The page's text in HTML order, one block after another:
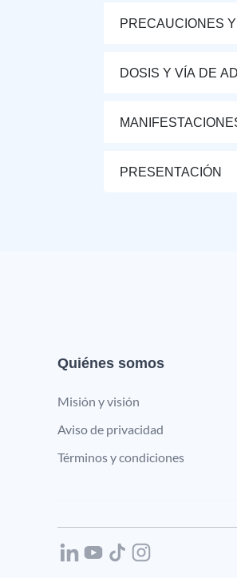
PRECAUCIONES
DOSIS Y VÍA DE
PRESENTACIÓN
Quiénes somos
Misión y visión
Aviso de privacidad
Términos y condiciones